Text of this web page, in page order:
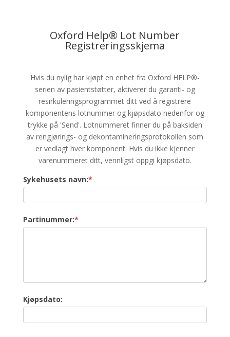
Oxford Help® Lot Number
Registreringsskjema
Hvis du nylig har kjøpt en enhet fra Oxford HELP®-
serien av pasientstøtter, aktiverer du garanti- og
resirkuleringsprogrammet ditt ved å registrere
komponentens lotnummer og kjøpsdato nedenfor og
trykke på 'Send'. Lotnummeret finner du på baksiden
av rengjørings- og dekontamineringsprotokollen som
er vedlagt hver komponent. Hvis du ikke kjenner
varenummeret ditt, vennligst oppgi kjøpsdato.
Lottregistrering
Sykehusets navn:*
Partinummer:*
Kjøpsdato: